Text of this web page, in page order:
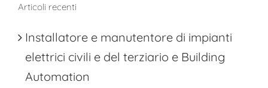
Articoli recenti
Installatore e manutentore di impianti
elettrici civili e del terziario e Building
Automation